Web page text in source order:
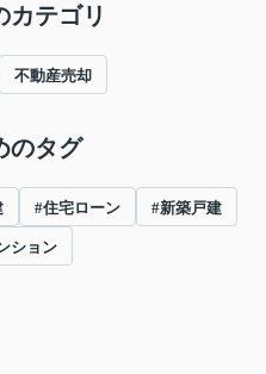
カテゴリ
不動産売却
のタグ
#住宅ローン #新築戸建
ション